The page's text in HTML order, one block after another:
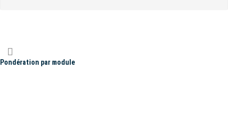
Pondération par module